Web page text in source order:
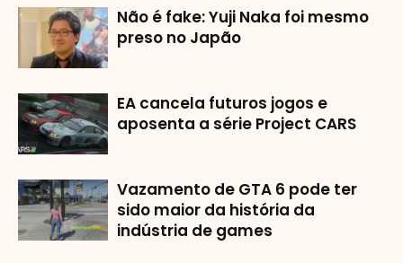
Não é fake: Yuji Naka foi mesmo
preso no Japão
EA cancela futuros jogos e
aposenta a série Project CARS
Vazamento de GTA 6 pode ter
sido maior da história da
indústria de games